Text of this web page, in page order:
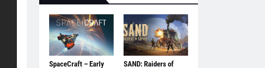
SpaceCraft – Early
SAND: Raiders of